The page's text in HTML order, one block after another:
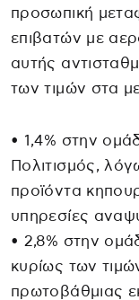
προσωπική
επιβατών με
αυτής
των τιμών στα
• 1,4% στην
Πολιτισμός,
προϊόντα
υπηρεσίες
• 2,8% στην
κυρίως των
πρωτοβάθμιας